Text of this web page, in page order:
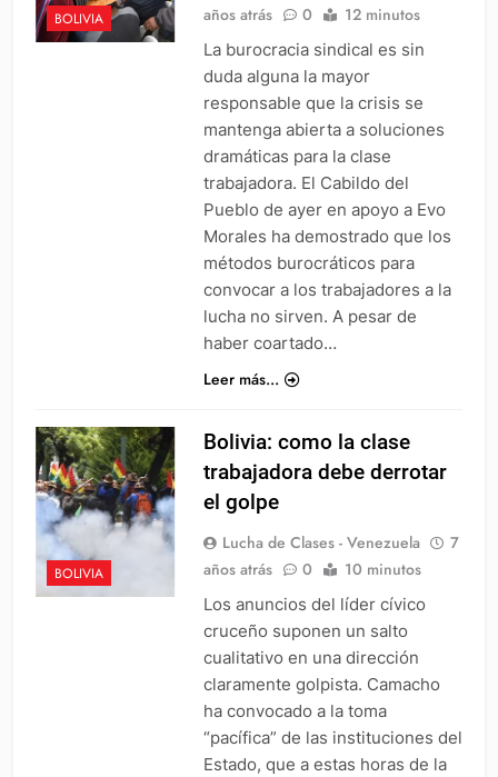
BOLIVIA
años atrás
0 12 minutos
La burocracia sindical es sin
duda alguna la mayor
responsable que la crisis se
mantenga abierta a soluciones
dramáticas para la clase
trabajadora. El Cabildo del
Pueblo de ayer en apoyo a Evo
Morales ha demostrado que los
métodos burocráticos para
convocar a los trabajadores a la
lucha no sirven. A pesar de
haber coartado…
Leer más...
BOLIVIA
Bolivia: como la clase
trabajadora debe derrotar
el golpe
Lucha de Clases - Venezuela
7
años atrás
0 10 minutos
Los anuncios del líder cívico
cruceño suponen un salto
cualitativo en una dirección
claramente golpista. Camacho
ha convocado a la toma
“pacífica” de las instituciones del
Estado, que a estas horas de la